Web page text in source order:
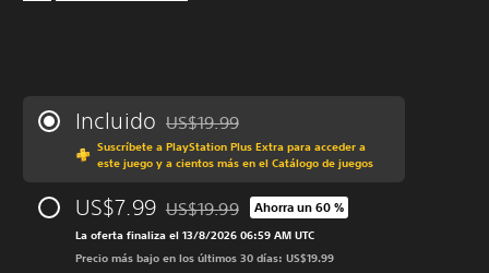
Incluido Rebajado del precio original de US$19.99
US$19.99
Suscríbete a PlayStation Plus Extra para acceder a
este juego y a cientos más en el Catálogo de juegos
US$7.99 Rebajado del precio original de US$19.99
US$19.99 Ahorra un 60 %
La oferta finaliza el 13/8/2026 06:59 AM UTC
Precio más bajo en los últimos 30 días: US$19.99